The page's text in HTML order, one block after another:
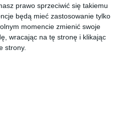
prawo sprzeciwić się takiemu
będą mieć zastosowanie tylko
momencie zmienić swoje
wracając na tę stronę i klikając
strony.